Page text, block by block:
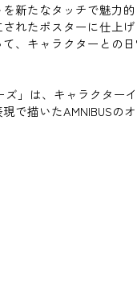
を新たなタッチで魅力
れたポスターに仕上げ
、キャラクターとの
」は、キャラクター
で描いたAMNIBUSの